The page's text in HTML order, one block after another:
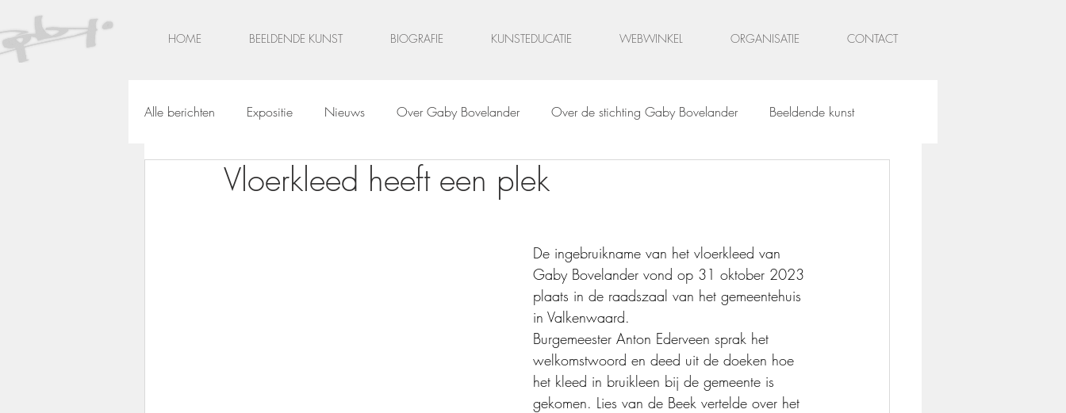
HOME BEELDENDE KUNST BIOGRAFIE KUNSTEDUCATIE WEBWINKEL ORGANISATIE CONTACT
Alle berichten Expositie Nieuws Over Gaby Bovelander Over de stichting Gaby Bovelander Beeldende kunst
Monumentale kunst Glas in lood Schilderijen Schetsen & tekeningen
Vloerkleed heeft een plek
De ingebruikname van het vloerkleed van
Gaby Bovelander vond op 31 oktober 2023
plaats in de raadszaal van het gemeentehuis
in Valkenwaard.
Burgemeester Anton Ederveen sprak het
welkomstwoord en deed uit de doeken hoe
het kleed in bruikleen bij de gemeente is
gekomen. Lies van de Beek vertelde over het